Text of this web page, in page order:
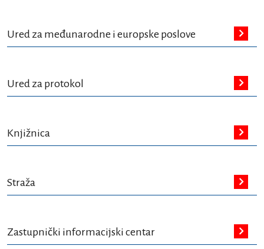
Ured za međunarodne i europske poslove
Ured za protokol
Knjižnica
Straža
Zastupnički informacijski centar